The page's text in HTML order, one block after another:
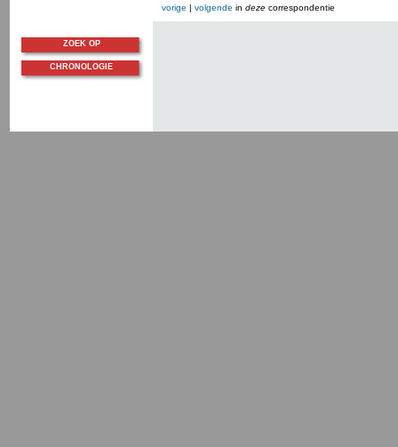
vorige | volgende in deze correspondentie
ZOEK OP
CHRONOLOGIE